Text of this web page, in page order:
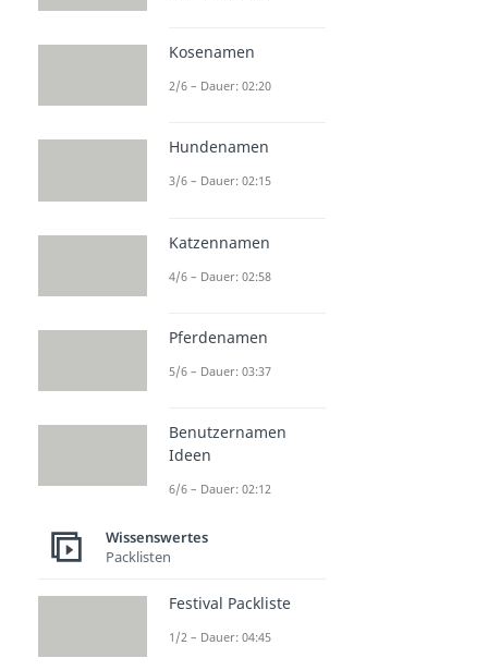
Kosenamen
2/6 – Dauer: 02:20
Hundenamen
3/6 – Dauer: 02:15
Katzennamen
4/6 – Dauer: 02:58
Pferdenamen
5/6 – Dauer: 03:37
Benutzernamen
Ideen
6/6 – Dauer: 02:12
Wissenswertes
Packlisten
Festival Packliste
1/2 – Dauer: 04:45